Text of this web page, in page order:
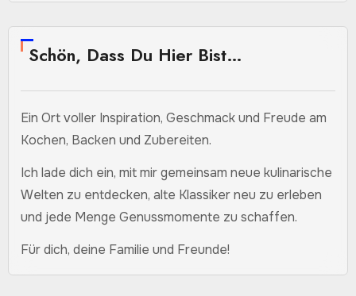
Schön, Dass Du Hier Bist…
Ein Ort voller Inspiration, Geschmack und Freude am
Kochen, Backen und Zubereiten.
Ich lade dich ein, mit mir gemeinsam neue kulinarische
Welten zu entdecken, alte Klassiker neu zu erleben
und jede Menge Genussmomente zu schaffen.
Für dich, deine Familie und Freunde!